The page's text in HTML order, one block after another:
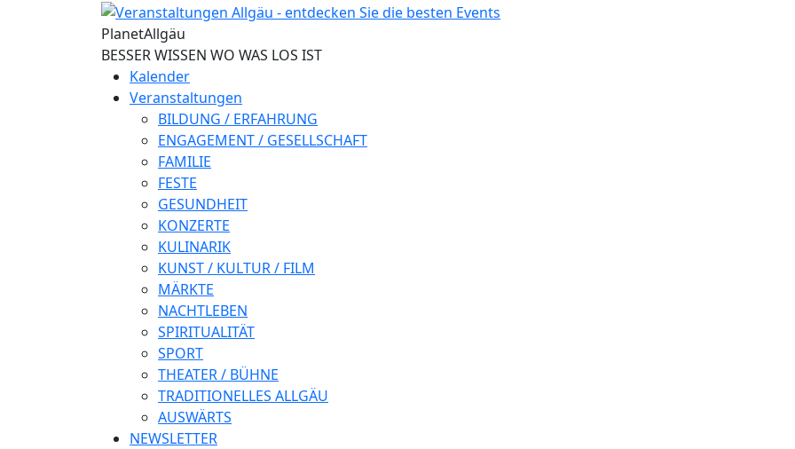
Direkt zum Inhalt
PlanetAllgäu
BESSER WISSEN WO WAS LOS IST
Kalender
Veranstaltungen
BILDUNG / ERFAHRUNG
ENGAGEMENT / GESELLSCHAFT
FAMILIE
FESTE
GESUNDHEIT
KONZERTE
KULINARIK
KUNST / KULTUR / FILM
MÄRKTE
NACHTLEBEN
SPIRITUALITÄT
SPORT
THEATER / BÜHNE
TRADITIONELLES ALLGÄU
AUSWÄRTS
NEWSLETTER